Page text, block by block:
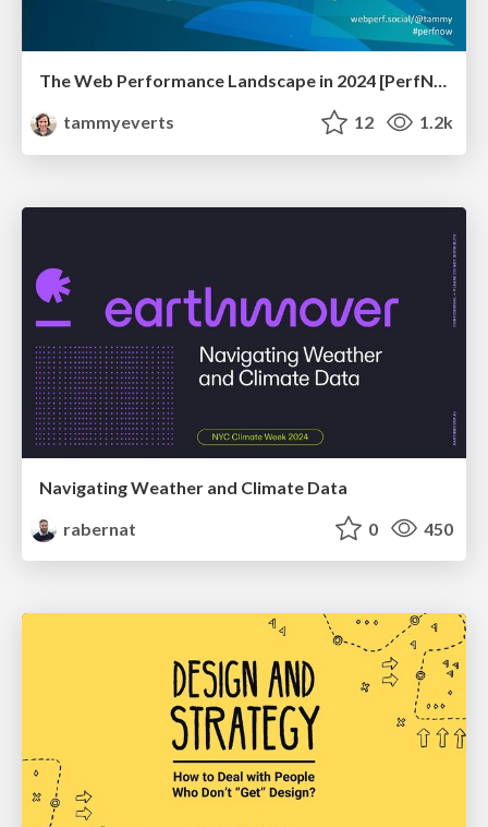
The Web Performance Landscape in 2024 [PerfNow 2024]
tammyeverts
12 1.2k
Navigating Weather and Climate Data
rabernat
0 450